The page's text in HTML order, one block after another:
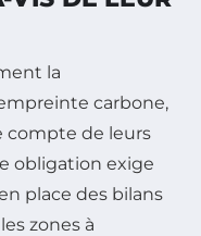
la
carbone,
compte de leurs
obligation exige
place des bilans
zones à